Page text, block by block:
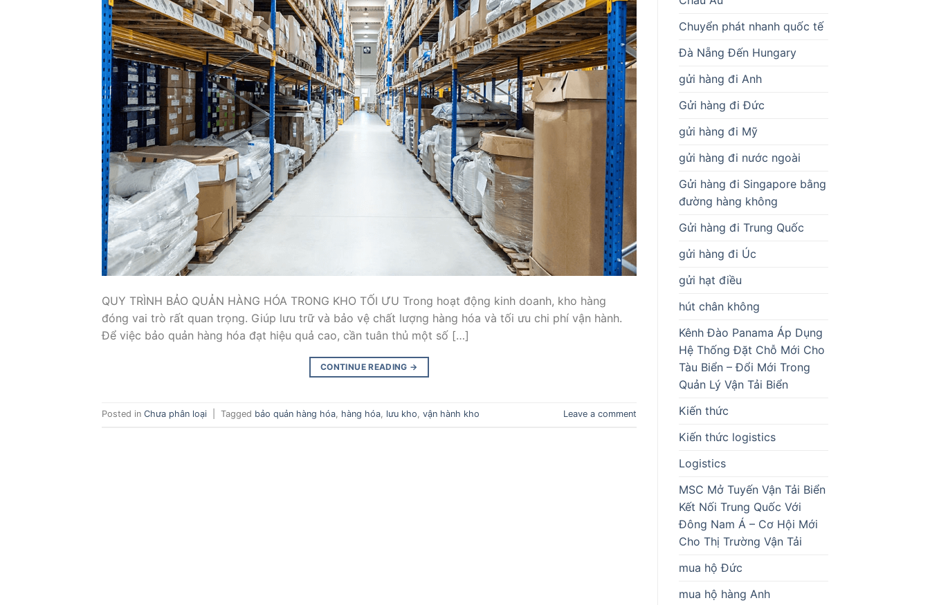
QUY TRÌNH BẢO QUẢN HÀNG HÓA TRONG KHO TỐI ƯU Trong hoạt động kinh doanh, kho hàng
đóng vai trò rất quan trọng. Giúp lưu trữ và bảo vệ chất lượng hàng hóa và tối ưu chi phí vận hành.
Để việc bảo quản hàng hóa đạt hiệu quả cao, cần tuân thủ một số […]
CONTINUE READING →
Posted in Chưa phân loại Tagged bảo quản hàng hóa hàng hóa lưu kho vận hành kho Leave a comment
Chuyển phát nhanh quốc tế
Đà Nẵng Đến Hungary
gửi hàng đi Anh
Gửi hàng đi Đức
gửi hàng đi Mỹ
gửi hàng đi nước ngoài
Gửi hàng đi Singapore bằng
đường hàng không
Gửi hàng đi Trung Quốc
gửi hàng đi Úc
gửi hạt điều
hút chân không
Kênh Đào Panama Áp Dụng
Hệ Thống Đặt Chỗ Mới Cho
Tàu Biển – Đổi Mới Trong
Quản Lý Vận Tải Biển
Kiến thức
Kiến thức logistics
Logistics
MSC Mở Tuyến Vận Tải Biển
Kết Nối Trung Quốc Với
Đông Nam Á – Cơ Hội Mới
Cho Thị Trường Vận Tải
mua hộ Đức
mua hộ hàng Anh